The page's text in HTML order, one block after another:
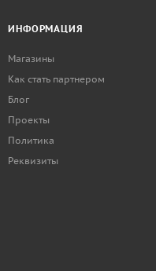
ИНФОРМАЦИЯ
Магазины
Как стать партнером
Блог
Проекты
Политика
Реквизиты